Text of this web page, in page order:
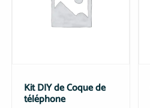
Kit DIY de Coque de
téléphone